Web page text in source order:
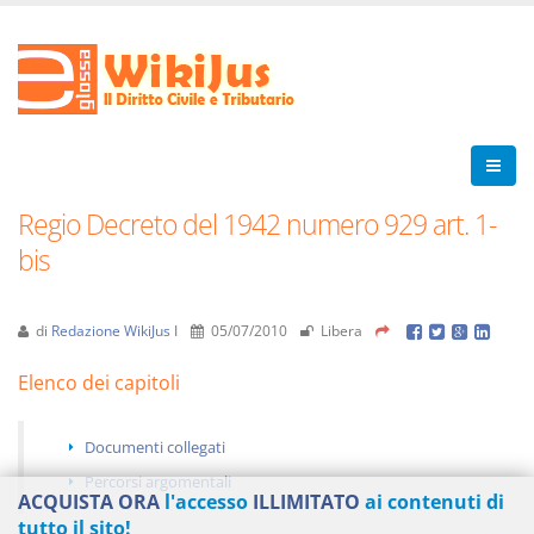
Regio Decreto del 1942 numero 929 art. 1-
bis
di Redazione WikiJus I 05/07/2010 Libera
Elenco dei capitoli
Documenti collegati
Percorsi argomentali
ACQUISTA ORA l'accesso ILLIMITATO ai contenuti di
tutto il sito!